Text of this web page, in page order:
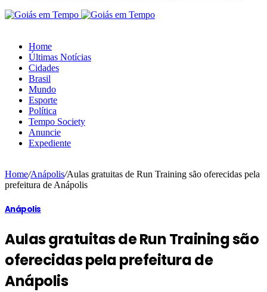
Home
Últimas Notícias
Cidades
Brasil
Mundo
Esporte
Política
Tempo Society
Anuncie
Expediente
Home/Anápolis/Aulas gratuitas de Run Training são oferecidas pela
prefeitura de Anápolis
Anápolis
Aulas gratuitas de Run Training são
oferecidas pela prefeitura de
Anápolis